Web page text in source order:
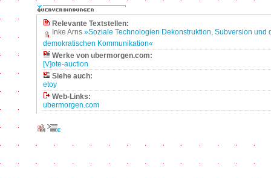
Relevante Textstellen:
Inke Arns »Soziale Technologien Dekonstruktion, Subversion und
demokratischen Kommunikation«
Werke von ubermorgen.com:
[V]ote-auction
Siehe auch:
etoy
Web-Links:
ubermorgen.com